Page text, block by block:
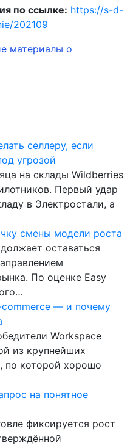
по ссылке: https://s-d-
202109
материалы о
селлеру, если
угрозой
на склады Wildberries
Первый удар
в Электростали, а
смены модели роста
оставаться
По оценке Easy
— и почему
Workspace
из крупнейших
по которой хорошо
на понятное
фиксируется рост